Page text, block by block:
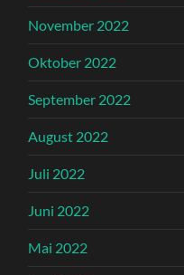
November 2022
Oktober 2022
September 2022
August 2022
Juli 2022
Juni 2022
Mai 2022